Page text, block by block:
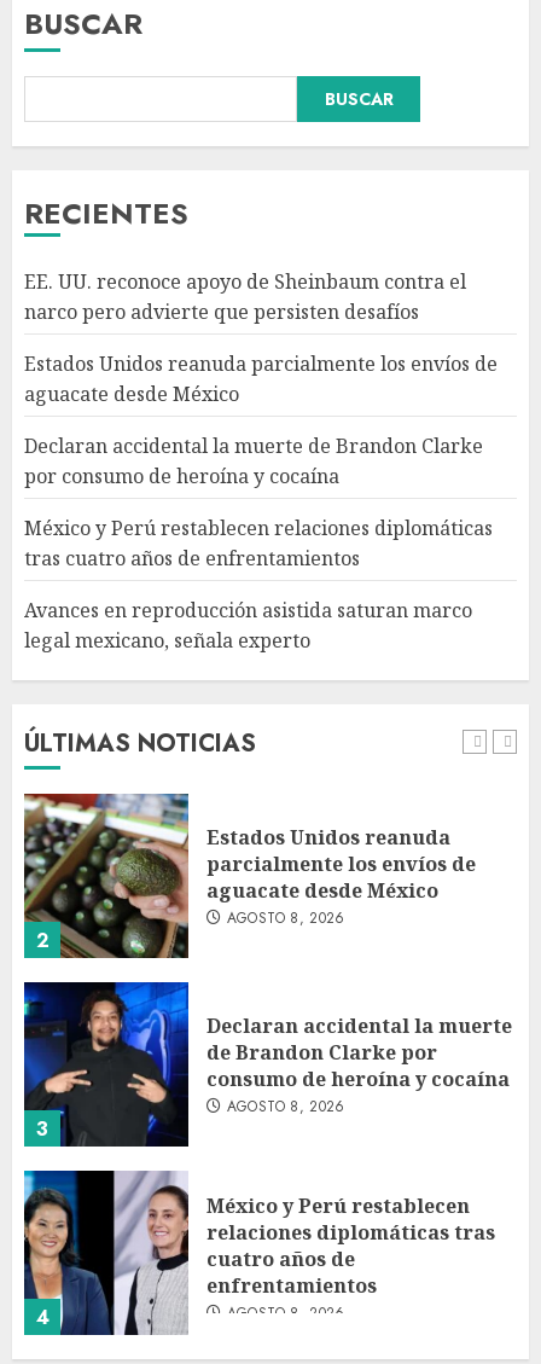
BUSCAR
BUSCAR
RECIENTES
EE. UU. reconoce apoyo de Sheinbaum contra el
narco pero advierte que persisten desafíos
Estados Unidos reanuda parcialmente los envíos de
aguacate desde México
Declaran accidental la muerte de Brandon Clarke
por consumo de heroína y cocaína
México y Perú restablecen relaciones diplomáticas
tras cuatro años de enfrentamientos
Avances en reproducción asistida saturan marco
legal mexicano, señala experto
ÚLTIMAS NOTICIAS
Declaran accidental la muerte
de Brandon Clarke por
4
relaciones diplomáticas tras
cuatro años de
enfrentamientos
AGOSTO 8, 2026
5
Avances en reproducción
asistida saturan marco legal
mexicano, señala experto
AGOSTO 8, 2026
1
EE. UU. reconoce apoyo de
AGOSTO 8, 2026
2
Estados Unidos reanuda
parcialmente los envíos de
aguacate desde México
AGOSTO 8, 2026
3
Declaran accidental la muerte
de Brandon Clarke por
consumo de heroína y cocaína
AGOSTO 8, 2026
4
México y Perú restablecen
relaciones diplomáticas tras
cuatro años de
enfrentamientos
AGOSTO 8, 2026